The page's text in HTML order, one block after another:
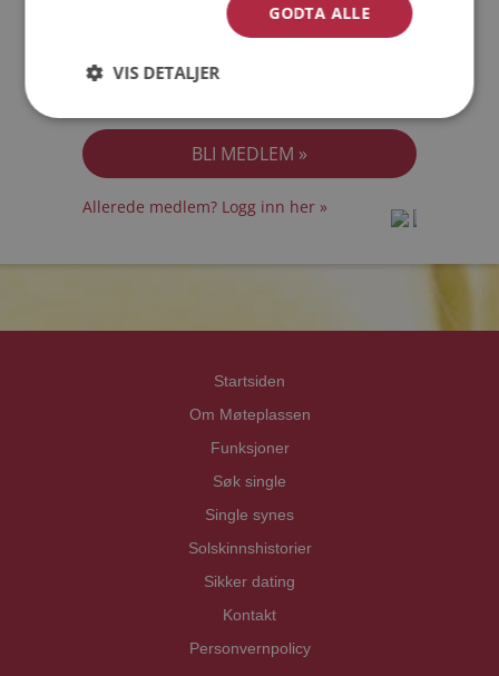
Jeg akseptererMedlemsvilkårene
Allerede medlem? Logg inn her »
Startsiden
Om Møteplassen
Funksjoner
Søk single
Single synes
Solskinnshistorier
Sikker dating
Kontakt
Personvernpolicy
GODTA ALLE
VIS DETALJER